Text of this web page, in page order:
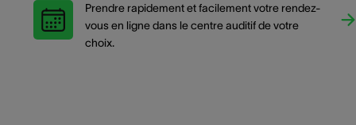
Prendre rapidement et facilement votre rendez-
vous en ligne dans le centre auditif de votre
choix.